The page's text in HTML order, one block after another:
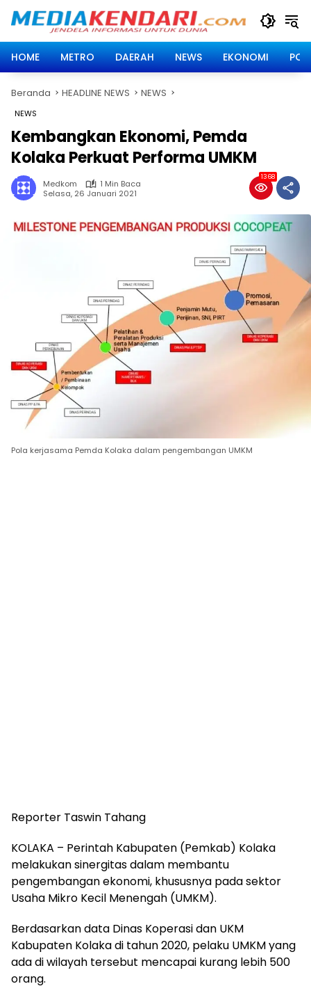
HOME
METRO DAERAH NEWS EKONOMI
Beranda HEADLINE NEWS NEWS
NEWS
Kembangkan Ekonomi, Pemda
Kolaka Perkuat Performa UMKM
Medkom
1 Min Baca
Selasa, 26 Januari 2021
1368
Pola kerjasama Pemda Kolaka dalam pengembangan UMKM
Reporter Taswin Tahang
KOLAKA – Perintah Kabupaten (Pemkab) Kolaka
melakukan sinergitas dalam membantu
pengembangan ekonomi, khususnya pada sektor
Usaha Mikro Kecil Menengah (UMKM).
Berdasarkan data Dinas Koperasi dan UKM
Kabupaten Kolaka di tahun 2020, pelaku UMKM yang
ada di wilayah tersebut mencapai kurang lebih 500
orang.